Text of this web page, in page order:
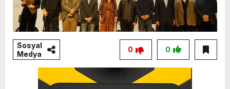
Sosyal
Medya
0
0